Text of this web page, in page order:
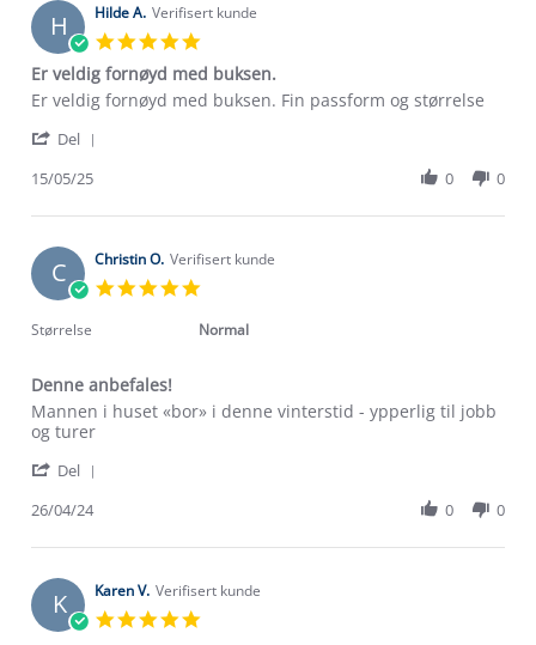
H Hilde A. Verifisert kunde
rating
Er veldig fornøyd med buksen.
Review
Hilde
on
May
review
Er
fornøyd
buksen.
Er veldig fornøyd med buksen. Fin passform og størrelse
Del
Hilde
on
15
May
15/05/25 0 0
C Christin O. Verifisert kunde
rating
Størrelse Normal
Denne anbefales!
Review
by
O.
26
2024
review
stating
anbefales!
Mannen i huset «bor» i denne vinterstid - ypperlig til jobb
og turer
Del
Christin
on
26
Apr
26/04/24 0 0
K Karen V. Verifisert kunde